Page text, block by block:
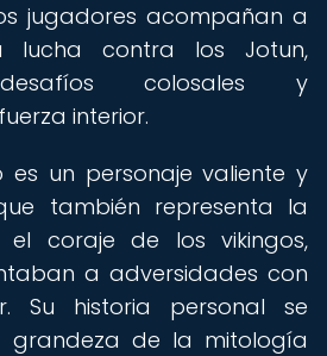
jugadores acompañan a
lucha contra los Jotun,
colosales y
interior.
es un personaje valiente y
también representa la
el coraje de los vikingos,
a adversidades con
Su historia personal se
grandeza de la mitología